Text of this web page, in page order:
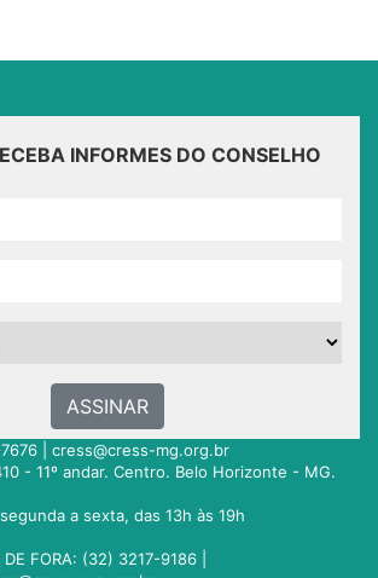
INFORMES DO CONSELHO
ASSINAR
| cress@cress-mg.org.br
- 11º andar. Centro. Belo Horizonte - MG.
a sexta, das 13h às 19h
FORA: (32) 3217-9186 |